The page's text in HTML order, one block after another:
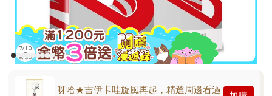
呀哈★吉伊卡哇旋風再起，精選周邊看過